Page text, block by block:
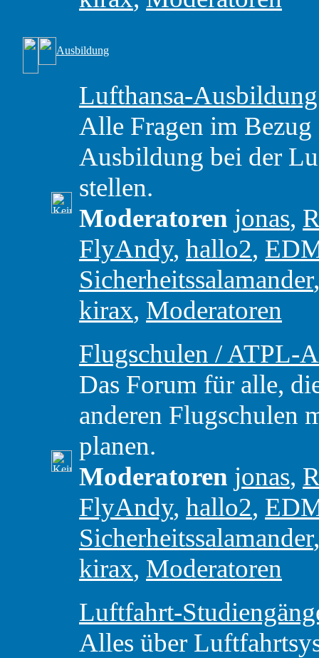
Ausbildung
Lufthansa-Ausbildung
Alle Fragen im
Ausbildung bei der
stellen.
Moderatoren jonas,
FlyAndy, hallo2,
Sicherheitssalamander
kirax, Moderatoren
Flugschulen / ATPL-
Das Forum für alle,
anderen Flugschulen
planen.
Moderatoren jonas,
FlyAndy, hallo2,
Sicherheitssalamander
kirax, Moderatoren
Luftfahrt-
Alles über